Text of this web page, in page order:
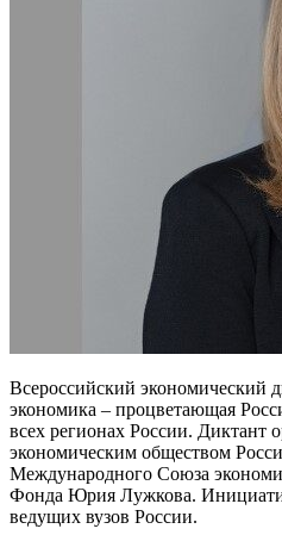
Всероссийский экономический
экономика – процветающая
всех регионах России. Диктант
экономическим обществом
Международного Союза
Фонда Юрия Лужкова.
ведущих вузов России.